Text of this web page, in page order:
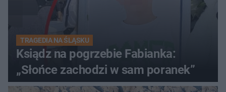
TRAGEDIA NA ŚLĄSKU
Ksiądz na pogrzebie Fabianka:
„Słońce zachodzi w sam poranek”